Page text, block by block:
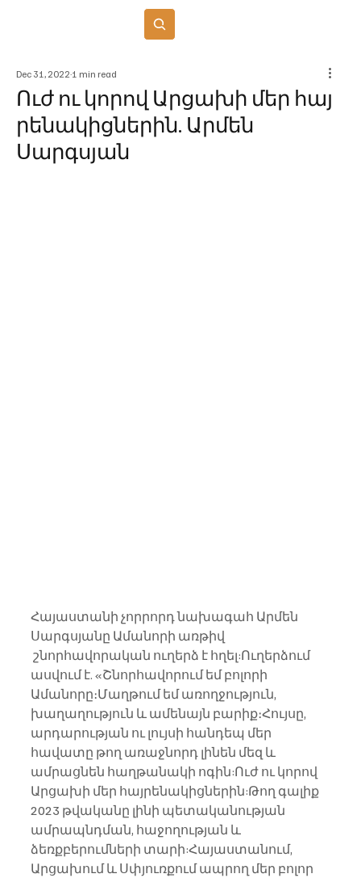
Ուժ ու կորով Արցախի մեր հայ
րենակիցներին. Արմեն
Սարգսյան
Dec 31, 2022 1 min read
Հայաստանի չորրորդ նախագահ Արմեն
Սարգսյանը Ամանորի առթիվ
շնորհավորական ուղերձ է հղել:Ուղերձում
ասվում է. «Շնորհավորում եմ բոլորի
Ամանորը։Մաղթում եմ առողջություն,
խաղաղություն և ամենայն բարիք։Հույսը,
արդարության ու լույսի հանդեպ մեր
հավատը թող առաջնորդ լինեն մեզ և
ամրացնեն հաղթանակի ոգին:Ուժ ու կորով
Արցախի մեր հայրենակիցներին:Թող գալիք
2023 թվականը լինի պետականության
ամրապնդման, հաջողության և
ձեռքբերումների տարի:Հայաստանում,
Արցախում և Սփյուռքում ապրող մեր բոլոր